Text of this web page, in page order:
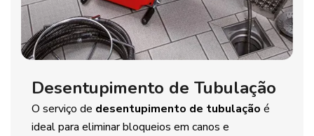
Desentupimento de Tubulação
O serviço de desentupimento de tubulação é
ideal para eliminar bloqueios em canos e